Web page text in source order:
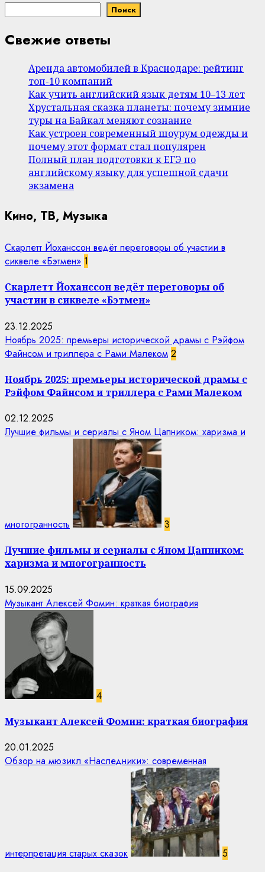
Поиск
Свежие ответы
Аренда автомобилей в Краснодаре: рейтинг
топ-10 компаний
Как учить английский язык детям 10–13 лет
Хрустальная сказка планеты: почему зимние
туры на Байкал меняют сознание
Как устроен современный шоурум одежды и
почему этот формат стал популярен
Полный план подготовки к ЕГЭ по
английскому языку для успешной сдачи
экзамена
Кино, ТВ, Музыка
Скарлетт Йоханссон ведёт переговоры об участии в
сиквеле «Бэтмен» 1
Скарлетт Йоханссон ведёт переговоры об
участии в сиквеле «Бэтмен»
23.12.2025
Ноябрь 2025: премьеры исторической драмы с Рэйфом
Файнсом и триллера с Рами Малеком 2
Ноябрь 2025: премьеры исторической драмы с
Рэйфом Файнсом и триллера с Рами Малеком
02.12.2025
Лучшие фильмы и сериалы с Яном Цапником: харизма и
многогранность 3
Лучшие фильмы и сериалы с Яном Цапником:
харизма и многогранность
15.09.2025
Музыкант Алексей Фомин: краткая биография
4
Музыкант Алексей Фомин: краткая биография
20.01.2025
Обзор на мюзикл «Наследники»: современная
интерпретация старых сказок 5